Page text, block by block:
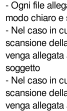
- Ogni file
modo chiaro e
- Nel caso in
scansione
venga
soggetto
- Nel caso in
scansione
venga